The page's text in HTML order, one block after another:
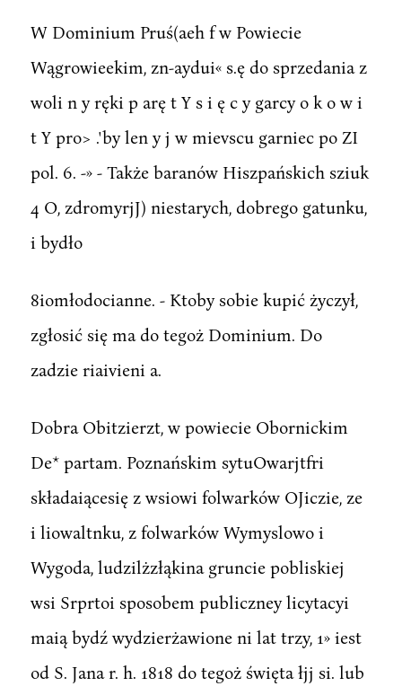
W Dominium Pruś(aeh f w Powiecie
Wągrowieekim, zn-aydui« s.ę do sprzedania z
woli n y ręki p arę t Y s i ę c y garcy o k o w i
t Y pro> .'by len y j w mievscu garniec po ZI
pol. 6. -» - Także baranów Hiszpańskich sziuk
4 O, zdromyrjJ) niestarych, dobrego gatunku,
i bydło
8iomłodocianne. - Ktoby sobie kupić życzył,
zgłosić się ma do tegoż Dominium. Do
zadzie riaivieni a.
Dobra Obitzierzt, w powiecie Obornickim
De* partam. Poznańskim sytuOwarjtfri
składaiącesię z wsiowi folwarków OJiczie, ze
i liowaltnku, z folwarków Wymyslowo i
Wygoda, ludzilżzłąkina gruncie pobliskiej
wsi Srprtoi sposobem publiczney licytacyi
maią bydź wydzierżawione ni lat trzy, 1» iest
od S. Jana r. h. 1818 do tegoż święta łjj si. lub